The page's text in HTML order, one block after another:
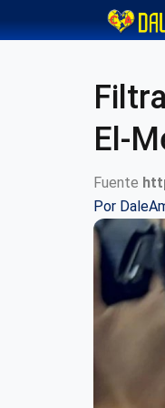
El-
Fuente
Por